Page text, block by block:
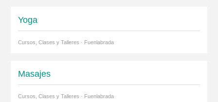
Yoga
Cursos, Clases y Talleres · Fuenlabrada
Masajes
Cursos, Clases y Talleres · Fuenlabrada